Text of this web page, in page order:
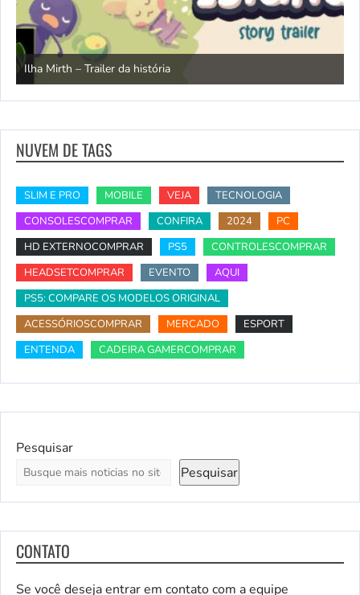
Ilha Mirth – Trailer da história
NUVEM DE TAGS
SLIM E PRO MOBILE VEJA
TECNOLOGIA
CONSOLESCOMPRAR
CONFIRA 2024
PC
HD EXTERNOCOMPRAR
PS5
CONTROLESCOMPRAR
HEADSETCOMPRAR
EVENTO
AQUI
PS5: COMPARE OS MODELOS ORIGINAL
ACESSÓRIOSCOMPRAR
MERCADO
ESPORT
ENTENDA
CADEIRA GAMERCOMPRAR
Pesquisar
Pesquisar
CONTATO
Se você deseja entrar em contato com a equipe